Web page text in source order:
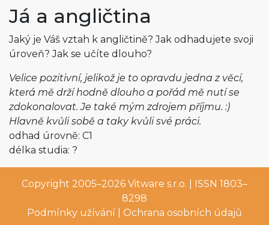
Já a angličtina
Jaký je Váš vztah k angličtině? Jak odhadujete svoji
úroveň? Jak se učíte dlouho?
Velice pozitivní, jelikož je to opravdu jedna z věcí,
která mě drží hodně dlouho a pořád mě nutí se
zdokonalovat. Je také mým zdrojem příjmu. :)
Hlavně kvůli sobě a taky kvůli své práci.
odhad úrovně: C1
délka studia: ?
Copyright 2005–2026 Vitware s.r.o. | ISSN 1803–
8298
Podmínky užívání
Ochrana osobních údajů